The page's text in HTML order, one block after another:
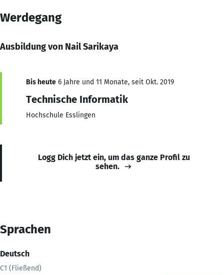
Werdegang
Ausbildung von Nail Sarikaya
Bis heute 6 Jahre und 11 Monate, seit Okt. 2019
Technische Informatik
Hochschule Esslingen
Logg Dich jetzt ein, um das ganze Profil zu
sehen.
Sprachen
Deutsch
C1 (Fließend)